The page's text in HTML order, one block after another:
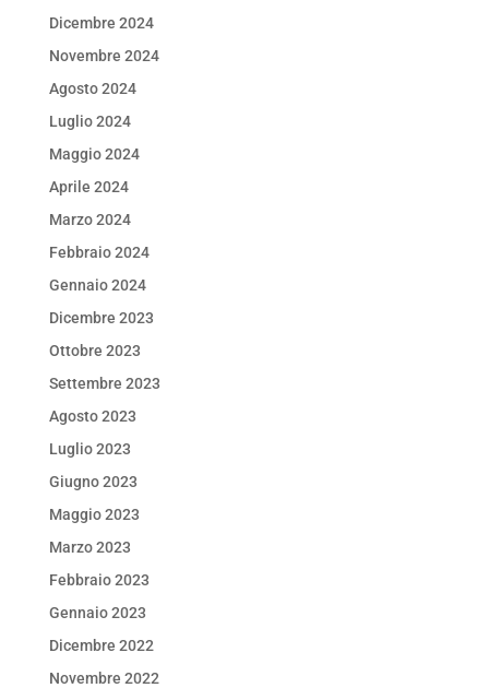
Dicembre 2024
Novembre 2024
Agosto 2024
Luglio 2024
Maggio 2024
Aprile 2024
Marzo 2024
Febbraio 2024
Gennaio 2024
Dicembre 2023
Ottobre 2023
Settembre 2023
Agosto 2023
Luglio 2023
Giugno 2023
Maggio 2023
Marzo 2023
Febbraio 2023
Gennaio 2023
Dicembre 2022
Novembre 2022